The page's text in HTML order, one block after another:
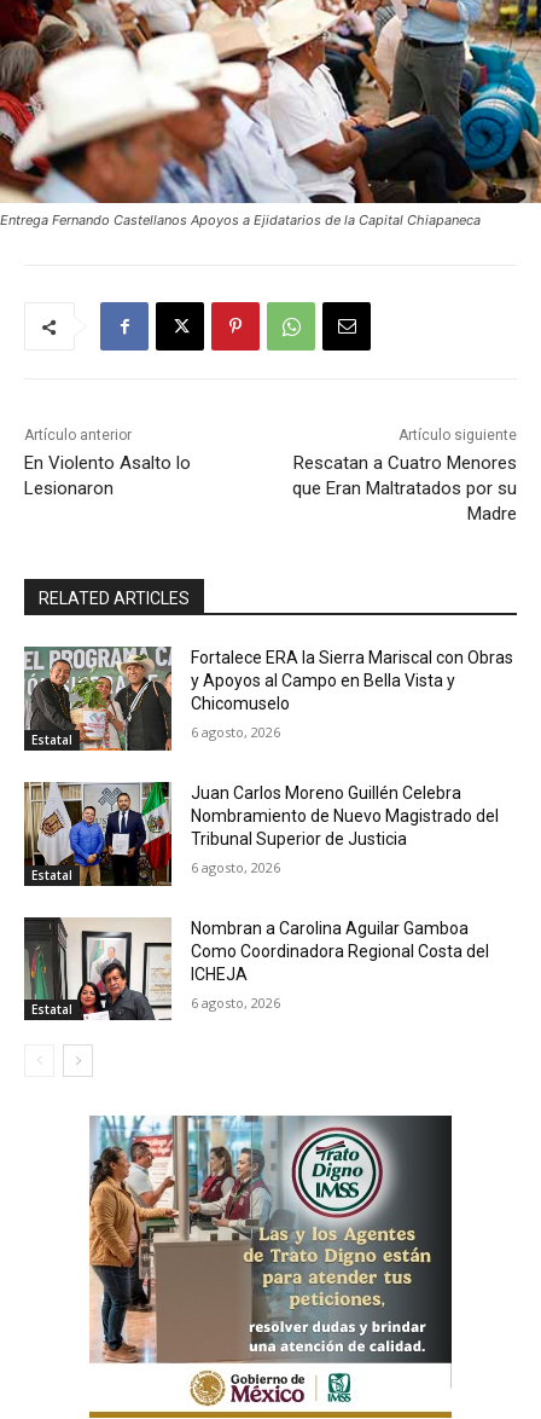
Entrega Fernando Castellanos Apoyos a Ejidatarios de la Capital Chiapaneca
Artículo anterior
En Violento Asalto lo
Lesionaron
Artículo siguiente
Rescatan a Cuatro Menores
que Eran Maltratados por su
Madre
RELATED ARTICLES
Estatal
Fortalece ERA la Sierra Mariscal con Obras
y Apoyos al Campo en Bella Vista y
Chicomuselo
6 agosto, 2026
Estatal
Juan Carlos Moreno Guillén Celebra
Nombramiento de Nuevo Magistrado del
Tribunal Superior de Justicia
6 agosto, 2026
Estatal
Nombran a Carolina Aguilar Gamboa
Como Coordinadora Regional Costa del
ICHEJA
6 agosto, 2026